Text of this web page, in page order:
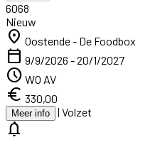
6068
Nieuw
location_on Oostende - De Foodbox
calendar_today 9/9/2026 - 20/1/2027
schedule WO AV
euro 330,00
Meer info | Volzet
notifications